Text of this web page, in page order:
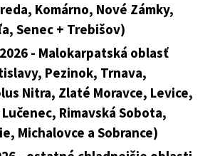
Komárno, Nové Zámky,
Senec + Trebišov)
- Malokarpatská oblasť
Pezinok, Trnava,
Nitra, Zlaté Moravce, Levice,
Rimavská Sobota,
Michalovce a Sobrance)